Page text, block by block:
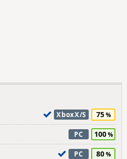
XboxX/S 75
PC 100
PC 80